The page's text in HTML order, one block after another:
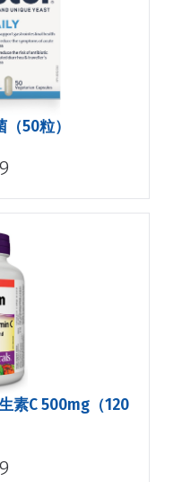
50粒）
素C 500mg（120